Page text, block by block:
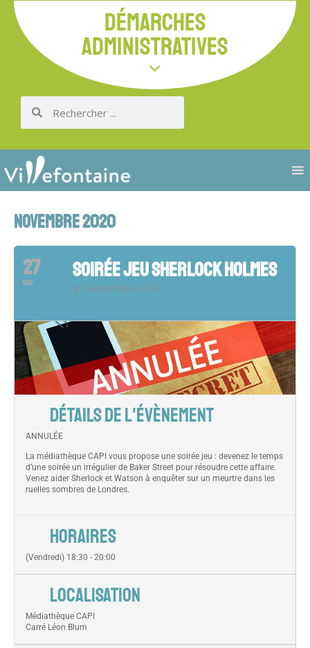
DÉMARCHES
ADMINISTRATIVES
NOVEMBRE 2020
27
NOV
SOIRÉE JEU SHERLOCK HOLMES
Médiathèque CAPI
DÉTAILS DE L'ÉVÈNEMENT
ANNULÉE
La médiathèque CAPI vous propose une soirée jeu : devenez le temps
d’une soirée un irrégulier de Baker Street pour résoudre cette affaire.
Venez aider Sherlock et Watson à enquêter sur un meurtre dans les
ruelles sombres de Londres.
HORAIRES
(Vendredi) 18:30 - 20:00
LOCALISATION
Médiathèque CAPI
Carré Léon Blum